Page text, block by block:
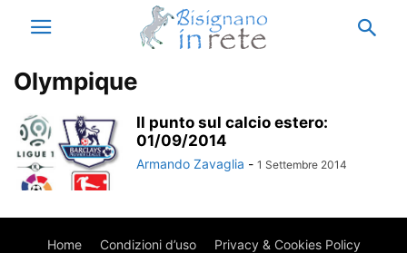
Olympique
Il punto sul calcio estero:
01/09/2014
Armando Zavaglia - 1 Settembre 2014
Home Condizioni d’uso Privacy & Cookies Policy